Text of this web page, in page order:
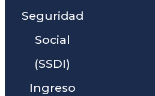
Seguridad
Social
(SSDI)
Ingreso